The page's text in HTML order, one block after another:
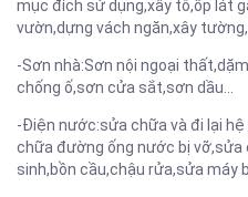
mục đích sử dụng,xây tô,ốp lát
vườn,dựng vách ngăn,xây
-Sơn nhà:Sơn nội ngoại
chống ố,sơn cửa sắt,sơn dầu…
-Điện nước:sửa chữa và đi lại
chữa đường ống nước bị
sinh,bồn cầu,chậu rửa,sửa máy